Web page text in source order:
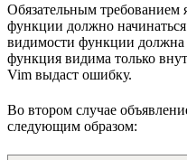
Обязательным требованием
функции должно
видимости функции должна
функция видима только
Vim выдаст ошибку.
Во втором случае
следующим образом: